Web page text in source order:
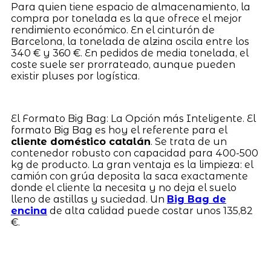
Para quien tiene espacio de almacenamiento, la
compra por tonelada es la que ofrece el mejor
rendimiento económico. En el cinturón de
Barcelona, la tonelada de alzina oscila entre los
340 € y 360 €. En pedidos de media tonelada, el
coste suele ser prorrateado, aunque pueden
existir pluses por logística.
El Formato Big Bag: La Opción más Inteligente. El
formato Big Bag es hoy el referente para el
cliente doméstico catalán. Se trata de un
contenedor robusto con capacidad para 400-500
kg de producto. La gran ventaja es la limpieza: el
camión con grúa deposita la saca exactamente
donde el cliente la necesita y no deja el suelo
lleno de astillas y suciedad. Un Big Bag de
encina de alta calidad puede costar unos 135,82
€.